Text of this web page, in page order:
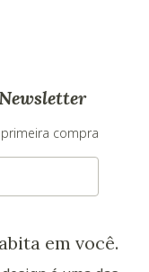
Newsletter
compra
em você.